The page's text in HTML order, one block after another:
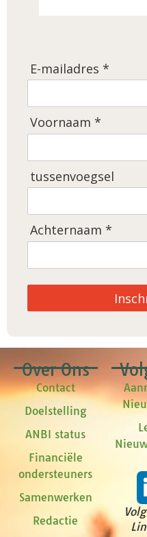
E-mailadres *
Voornaam *
tussenvoegsel
Achternaam *
Over Ons
Contact
Doelstelling
ANBI status
Financiële
ondersteuners
Samenwerken
Redactie